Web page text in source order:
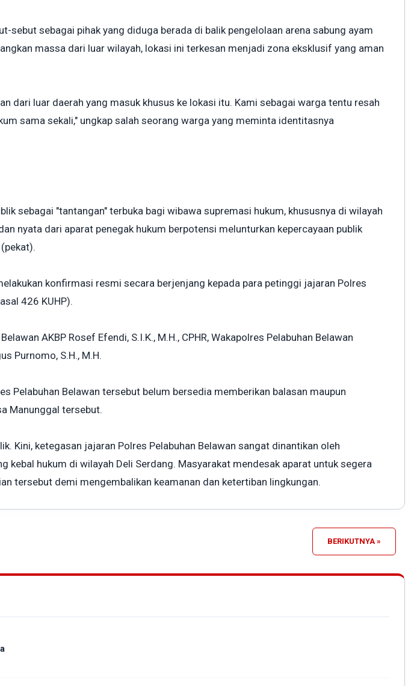
sebut sebagai pihak yang diduga berada di balik pengelolaan arena sabung ayam
massa dari luar wilayah, lokasi ini terkesan menjadi zona eksklusif yang aman
dari luar daerah yang masuk khusus ke lokasi itu. Kami sebagai warga tentu resah
sama sekali," ungkap salah seorang warga yang meminta identitasnya
sebagai "tantangan" terbuka bagi wibawa supremasi hukum, khususnya di wilayah
nyata dari aparat penegak hukum berpotensi melunturkan kepercayaan publik
konfirmasi resmi secara berjenjang kepada para petinggi jajaran Polres
426 KUHP).
AKBP Rosef Efendi, S.I.K., M.H., CPHR, Wakapolres Pelabuhan Belawan
Purnomo, S.H., M.H.
Pelabuhan Belawan tersebut belum bersedia memberikan balasan maupun
Manunggal tersebut.
Kini, ketegasan jajaran Polres Pelabuhan Belawan sangat dinantikan oleh
hukum di wilayah Deli Serdang. Masyarakat mendesak aparat untuk segera
tersebut demi mengembalikan keamanan dan ketertiban lingkungan.
BERIKUTNYA »